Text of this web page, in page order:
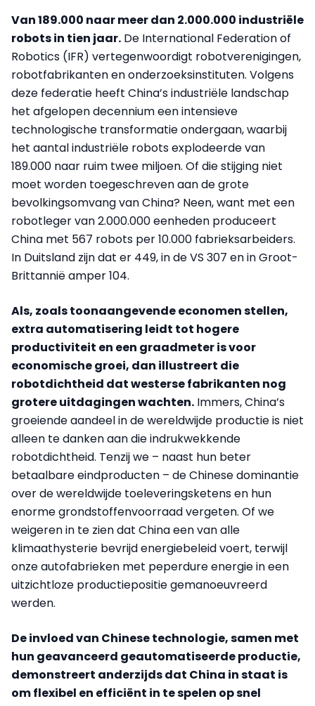
Van 189.000 naar meer dan 2.000.000 industriële
robots in tien jaar. De International Federation of
Robotics (IFR) vertegenwoordigt robotverenigingen,
robotfabrikanten en onderzoeksinstituten. Volgens
deze federatie heeft China’s industriële landschap
het afgelopen decennium een intensieve
technologische transformatie ondergaan, waarbij
het aantal industriële robots explodeerde van
189.000 naar ruim twee miljoen. Of die stijging niet
moet worden toegeschreven aan de grote
bevolkingsomvang van China? Neen, want met een
robotleger van 2.000.000 eenheden produceert
China met 567 robots per 10.000 fabrieksarbeiders.
In Duitsland zijn dat er 449, in de VS 307 en in Groot-
Brittannië amper 104.
Als, zoals toonaangevende economen stellen,
extra automatisering leidt tot hogere
productiviteit en een graadmeter is voor
economische groei, dan illustreert die
robotdichtheid dat westerse fabrikanten nog
grotere uitdagingen wachten. Immers, China’s
groeiende aandeel in de wereldwijde productie is niet
alleen te danken aan die indrukwekkende
robotdichtheid. Tenzij we – naast hun beter
betaalbare eindproducten – de Chinese dominantie
over de wereldwijde toeleveringsketens en hun
enorme grondstoffenvoorraad vergeten. Of we
weigeren in te zien dat China een van alle
klimaathysterie bevrijd energiebeleid voert, terwijl
onze autofabrieken met peperdure energie in een
uitzichtloze productiepositie gemanoeuvreerd
werden.
De invloed van Chinese technologie, samen met
hun geavanceerd geautomatiseerde productie,
demonstreert anderzijds dat China in staat is
om flexibel en efficiënt in te spelen op snel